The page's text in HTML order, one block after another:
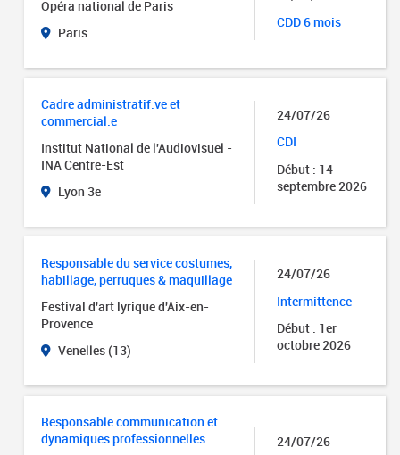
Opéra national de Paris
Paris
CDD 6 mois
Cadre administratif.ve et
commercial.e
Institut National de l'Audiovisuel -
INA Centre-Est
Lyon 3e
24/07/26
CDI
Début : 14
septembre 2026
Responsable du service costumes,
habillage, perruques & maquillage
Festival d'art lyrique d'Aix-en-
Provence
Venelles (13)
24/07/26
Intermittence
Début : 1er
octobre 2026
Responsable communication et
dynamiques professionnelles
24/07/26